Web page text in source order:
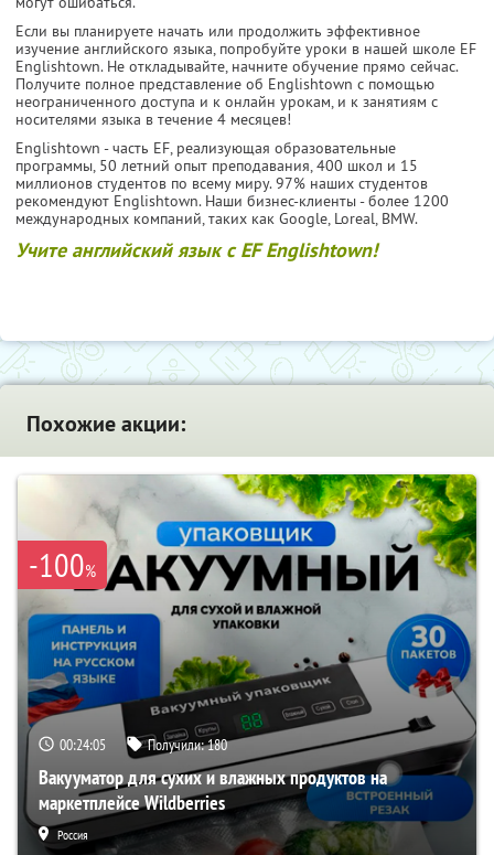
Если вы планируете начать или продолжить эффективное
изучение английского языка, попробуйте уроки в нашей школе EF
Englishtown. Не откладывайте, начните обучение прямо сейчас.
Получите полное представление об Englishtown с помощью
неограниченного доступа и к онлайн урокам, и к занятиям с
носителями языка в течение 4 месяцев!
Englishtown - часть EF, реализующая образовательные
программы, 50 летний опыт преподавания, 400 школ и 15
миллионов студентов по всему миру. 97% наших студентов
рекомендуют Englishtown. Наши бизнес-клиенты - более 1200
международных компаний, таких как Google, Loreal, BMW.
Учите английский язык с EF Englishtown!
Похожие акции:
-100%
00:24:04 Получили:180
Вакууматор для сухих и влажных продуктов на
маркетплейсе Wildberries
Россия